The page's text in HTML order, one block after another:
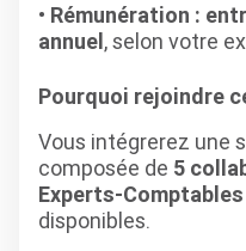
Rémunération :
annuel, selon votre
Pourquoi rejoindre
Vous intégrerez une
composée de 5
Experts-
disponibles.